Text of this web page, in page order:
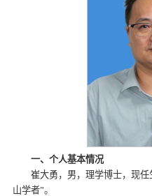
一、个人基本情况
崔大勇，男，理学博士，现
山学者”。